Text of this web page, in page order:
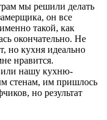
мы решили делать
он все
такой, как
окончательно. Не
но кухня идеально
нравится.
нашу кухню-
стенам, им пришлось
но результат